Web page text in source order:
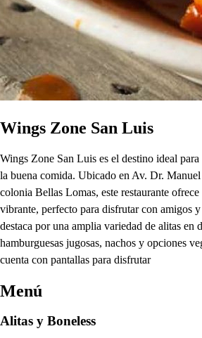
Wings Zone San Luis
Wings Zone San Luis es el destino ideal para
la buena comida. Ubicado en Av. Dr.
colonia Bellas Lomas, este restaurante
vibrante, perfecto para disfrutar con amigos
destaca por una amplia variedad de alitas en
hamburguesas jugosas, nachos y opciones
cuenta con pantallas para disfrutar
Menú
Alitas y Boneless